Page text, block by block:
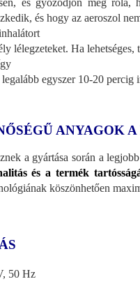
és hogy az aeroszol
lélegzeteket. Ha
egyszer 10-20 percig
ANYAGOK
a gyártása során a
és a termék
köszönhetően
50 Hz